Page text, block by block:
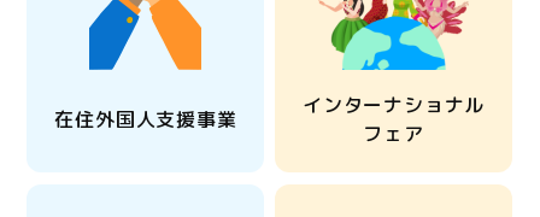
在住外国人支援事業
インターナショナル
フェア